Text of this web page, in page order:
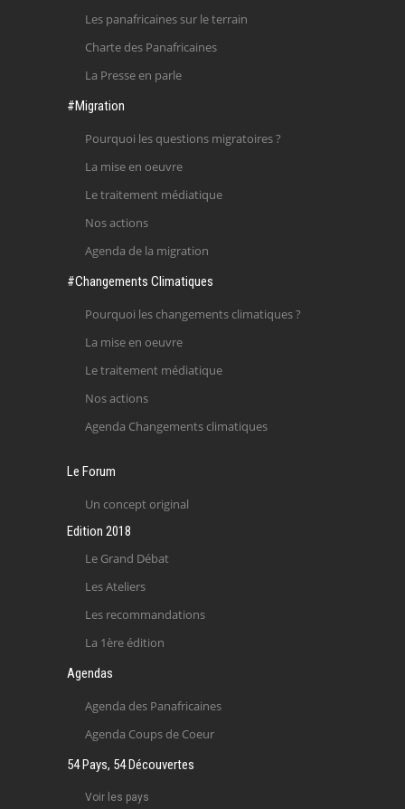
Les panafricaines sur le terrain
Charte des Panafricaines
La Presse en parle
#Migration
Pourquoi les questions migratoires ?
La mise en oeuvre
Le traitement médiatique
Nos actions
Agenda de la migration
#Changements Climatiques
Pourquoi les changements climatiques ?
La mise en oeuvre
Le traitement médiatique
Nos actions
Agenda Changements climatiques
Le Forum
Un concept original
Edition 2018
Le Grand Débat
Les Ateliers
Les recommandations
La 1ère édition
Agendas
Agenda des Panafricaines
Agenda Coups de Coeur
54 Pays, 54 Découvertes
Voir les pays